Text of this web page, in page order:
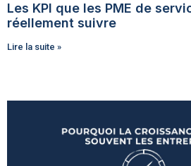
Les KPI que les PME de
réellement suivre
Lire la suite »